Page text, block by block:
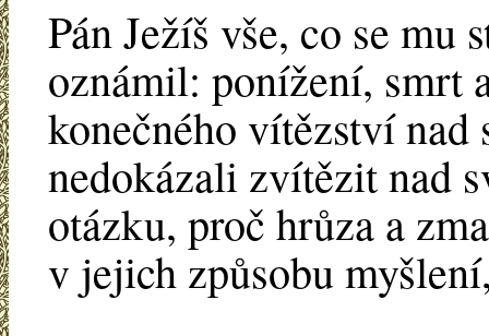
Pán Ježíš vše, co se mu
oznámil: ponížení, smrt
konečného vítězství nad
nedokázali zvítězit nad
otázku, proč hrůza a
v jejich způsobu